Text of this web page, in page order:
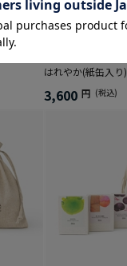
はれやか(紙缶入り)
3,600 円 (税込)